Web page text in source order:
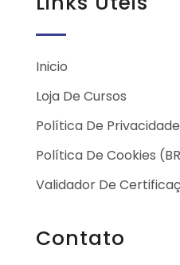
Inicio
Loja De Cursos
Política De Privacidade
Política De Cookies
Validador De
Contato